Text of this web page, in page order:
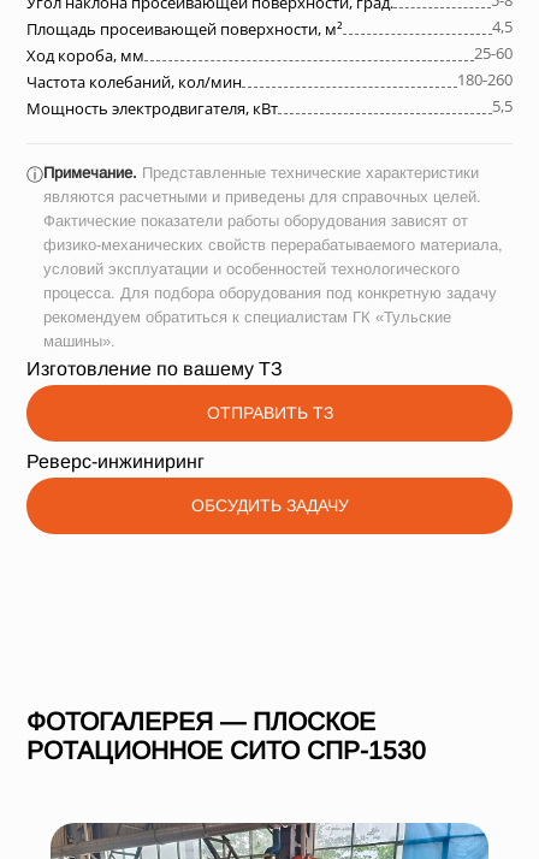
Площадь просеивающей поверхности, м²
4,5
Ход короба, мм
25-60
Частота колебаний, кол/мин
180-260
Мощность электродвигателя, кВт
5,5
ⓘПримечание. Представленные технические характеристики
являются расчетными и приведены для справочных целей.
Фактические показатели работы оборудования зависят от
физико-механических свойств перерабатываемого материала,
условий эксплуатации и особенностей технологического
процесса. Для подбора оборудования под конкретную задачу
рекомендуем обратиться к специалистам ГК «Тульские
машины».
Изготовление по вашему ТЗ
ОТПРАВИТЬ ТЗ
Реверс-инжиниринг
ОБСУДИТЬ ЗАДАЧУ
ФОТОГАЛЕРЕЯ — ПЛОСКОЕ
РОТАЦИОННОЕ СИТО СПР-1530